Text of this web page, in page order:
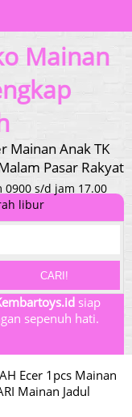
Mainan
Mainan Anak TK
Pasar Rakyat
0900 s/d jam 17.00
libur
CARI!
siap
sepenuh hati.
Ecer 1pcs Mainan
Mainan Jadul